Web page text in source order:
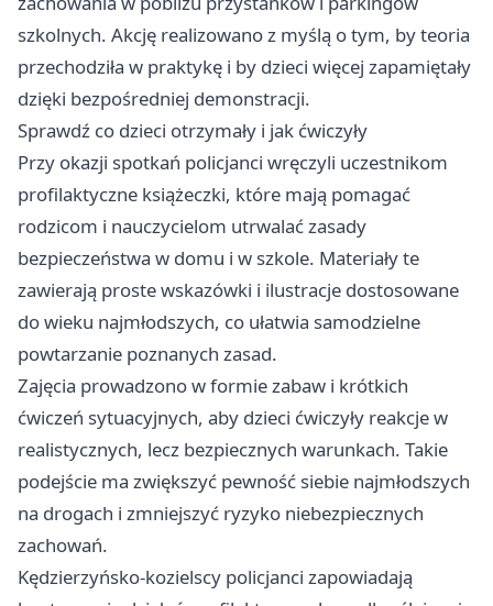
szkolnych. Akcję realizowano z myślą o tym, by teoria
przechodziła w praktykę i by dzieci więcej zapamiętały
dzięki bezpośredniej demonstracji.
Sprawdź co dzieci otrzymały i jak ćwiczyły
Przy okazji spotkań policjanci wręczyli uczestnikom
profilaktyczne książeczki, które mają pomagać
rodzicom i nauczycielom utrwalać zasady
bezpieczeństwa w domu i w szkole. Materiały te
zawierają proste wskazówki i ilustracje dostosowane
do wieku najmłodszych, co ułatwia samodzielne
powtarzanie poznanych zasad.
Zajęcia prowadzono w formie zabaw i krótkich
ćwiczeń sytuacyjnych, aby dzieci ćwiczyły reakcje w
realistycznych, lecz bezpiecznych warunkach. Takie
podejście ma zwiększyć pewność siebie najmłodszych
na drogach i zmniejszyć ryzyko niebezpiecznych
zachowań.
Kędzierzyńsko-kozielscy policjanci zapowiadają